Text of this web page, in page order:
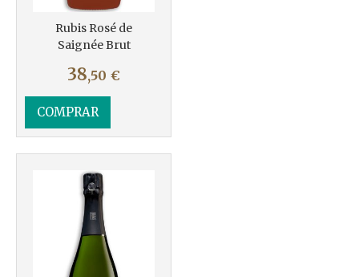
Rubis Rosé de
Saignée Brut
38,50 €
COMPRAR
Más info